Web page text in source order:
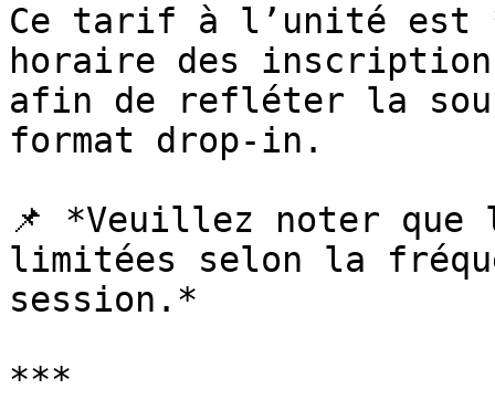
Ce tarif à l’unité est
horaire des
afin de refléter la
format drop-in.
📌 *Veuillez noter que
limitées selon la
session.*
***